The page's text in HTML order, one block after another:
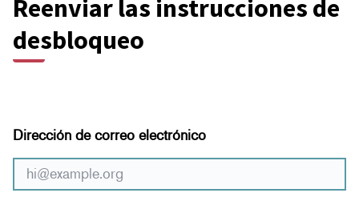
Reenviar las instrucciones de
desbloqueo
Dirección de correo electrónico